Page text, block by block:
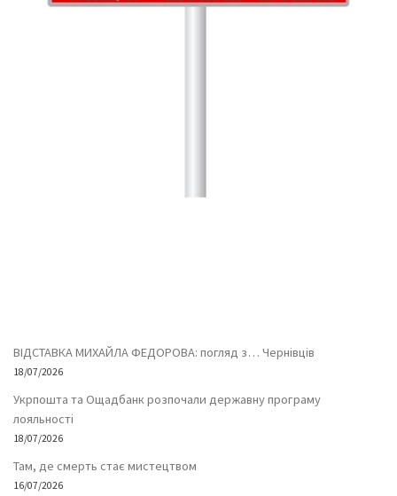
ВІДСТАВКА МИХАЙЛА ФЕДОРОВА: погляд з… Чернівців
18/07/2026
Укрпошта та Ощадбанк розпочали державну програму
лояльності
18/07/2026
Там, де смерть стає мистецтвом
16/07/2026